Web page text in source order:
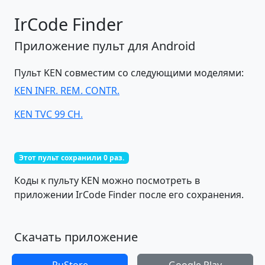
IrCode Finder
Приложение пульт для Android
Пульт KEN совместим со следующими моделями:
KEN INFR. REM. CONTR.
KEN TVC 99 CH.
Этот пульт сохранили 0 раз.
Коды к пульту KEN можно посмотреть в
приложении IrCode Finder после его сохранения.
Скачать приложение